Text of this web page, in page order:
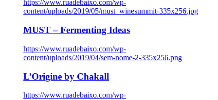
https://www.ruadebaixo.com/wp-
content/uploads/2019/05/must_winesummit-335x256.jpg
MUST – Fermenting Ideas
https://www.ruadebaixo.com/wp-
content/uploads/2019/04/sem-nome-2-335x256.png
L’Origine by Chakall
https://www.ruadebaixo.com/wp-